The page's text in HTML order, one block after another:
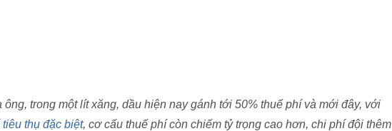
ông, trong một lít xăng, dầu hiện nay gánh tới 50% thuế phí và mới đây, với
thụ đặc biệt, cơ cấu thuế phí còn chiếm tỷ trọng cao hơn, chi phí đội thêm